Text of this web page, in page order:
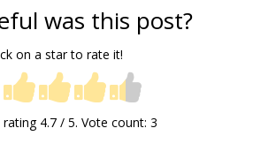
was this post?
on a star to rate it!
rating 4.7/ 5. Vote count: 3